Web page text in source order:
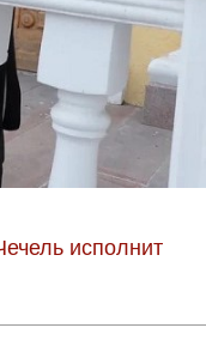
исполнит